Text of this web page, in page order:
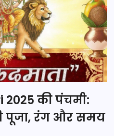
की पंचमी:
पूजा, रंग और समय